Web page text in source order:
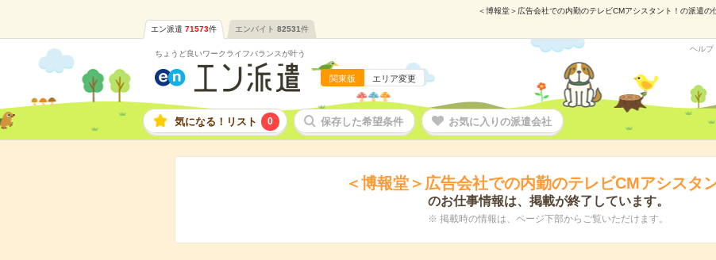
＜博報堂＞広告会社での内勤のテレビCMアシスタント！の派遣
エン派遣 71573件 エンバイト 82531件
ちょうど良いワークライフバランスが叶う
関東版 エリア変更
ヘルプ
気になる！リスト 0 保存した希望条件 お気に入りの派遣会社
＜博報堂＞広告会社での内勤のテレビCMアシスタ
のお仕事情報は、掲載が終了しています。
※ 掲載時の情報は、ページ下部からご覧いただけます。